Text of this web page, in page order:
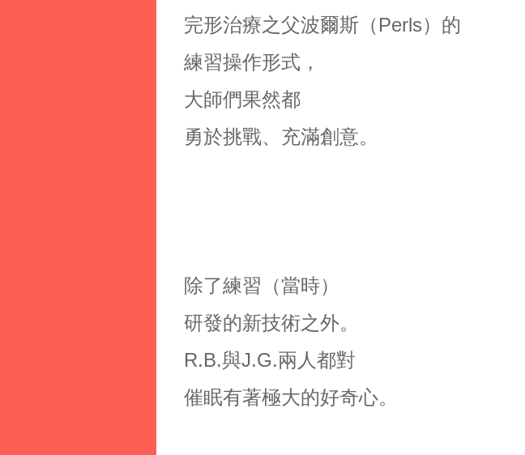
完形治療之父波爾斯（Perls）的
練習操作形式，
大師們果然都
勇於挑戰、充滿創意。
除了練習（當時）
研發的新技術之外。
R.B.與J.G.兩人都對
催眠有著極大的好奇心。